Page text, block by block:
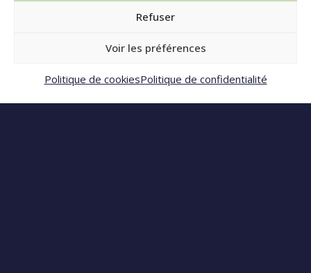
Refuser
Voir les préférences
Politique de cookiesPolitique de confidentialité
Réserver
INFORMATIONS